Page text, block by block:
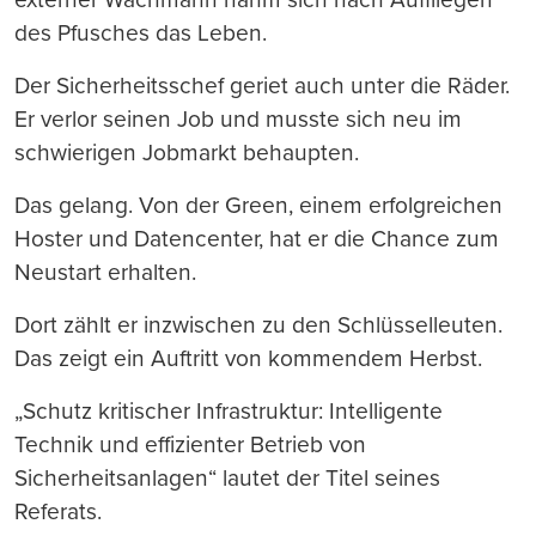
des Pfusches das Leben.
Der Sicherheitsschef geriet auch unter die Räder.
Er verlor seinen Job und musste sich neu im
schwierigen Jobmarkt behaupten.
Das gelang. Von der Green, einem erfolgreichen
Hoster und Datencenter, hat er die Chance zum
Neustart erhalten.
Dort zählt er inzwischen zu den Schlüsselleuten.
Das zeigt ein Auftritt von kommendem Herbst.
„Schutz kritischer Infrastruktur: Intelligente
Technik und effizienter Betrieb von
Sicherheitsanlagen“ lautet der Titel seines
Referats.